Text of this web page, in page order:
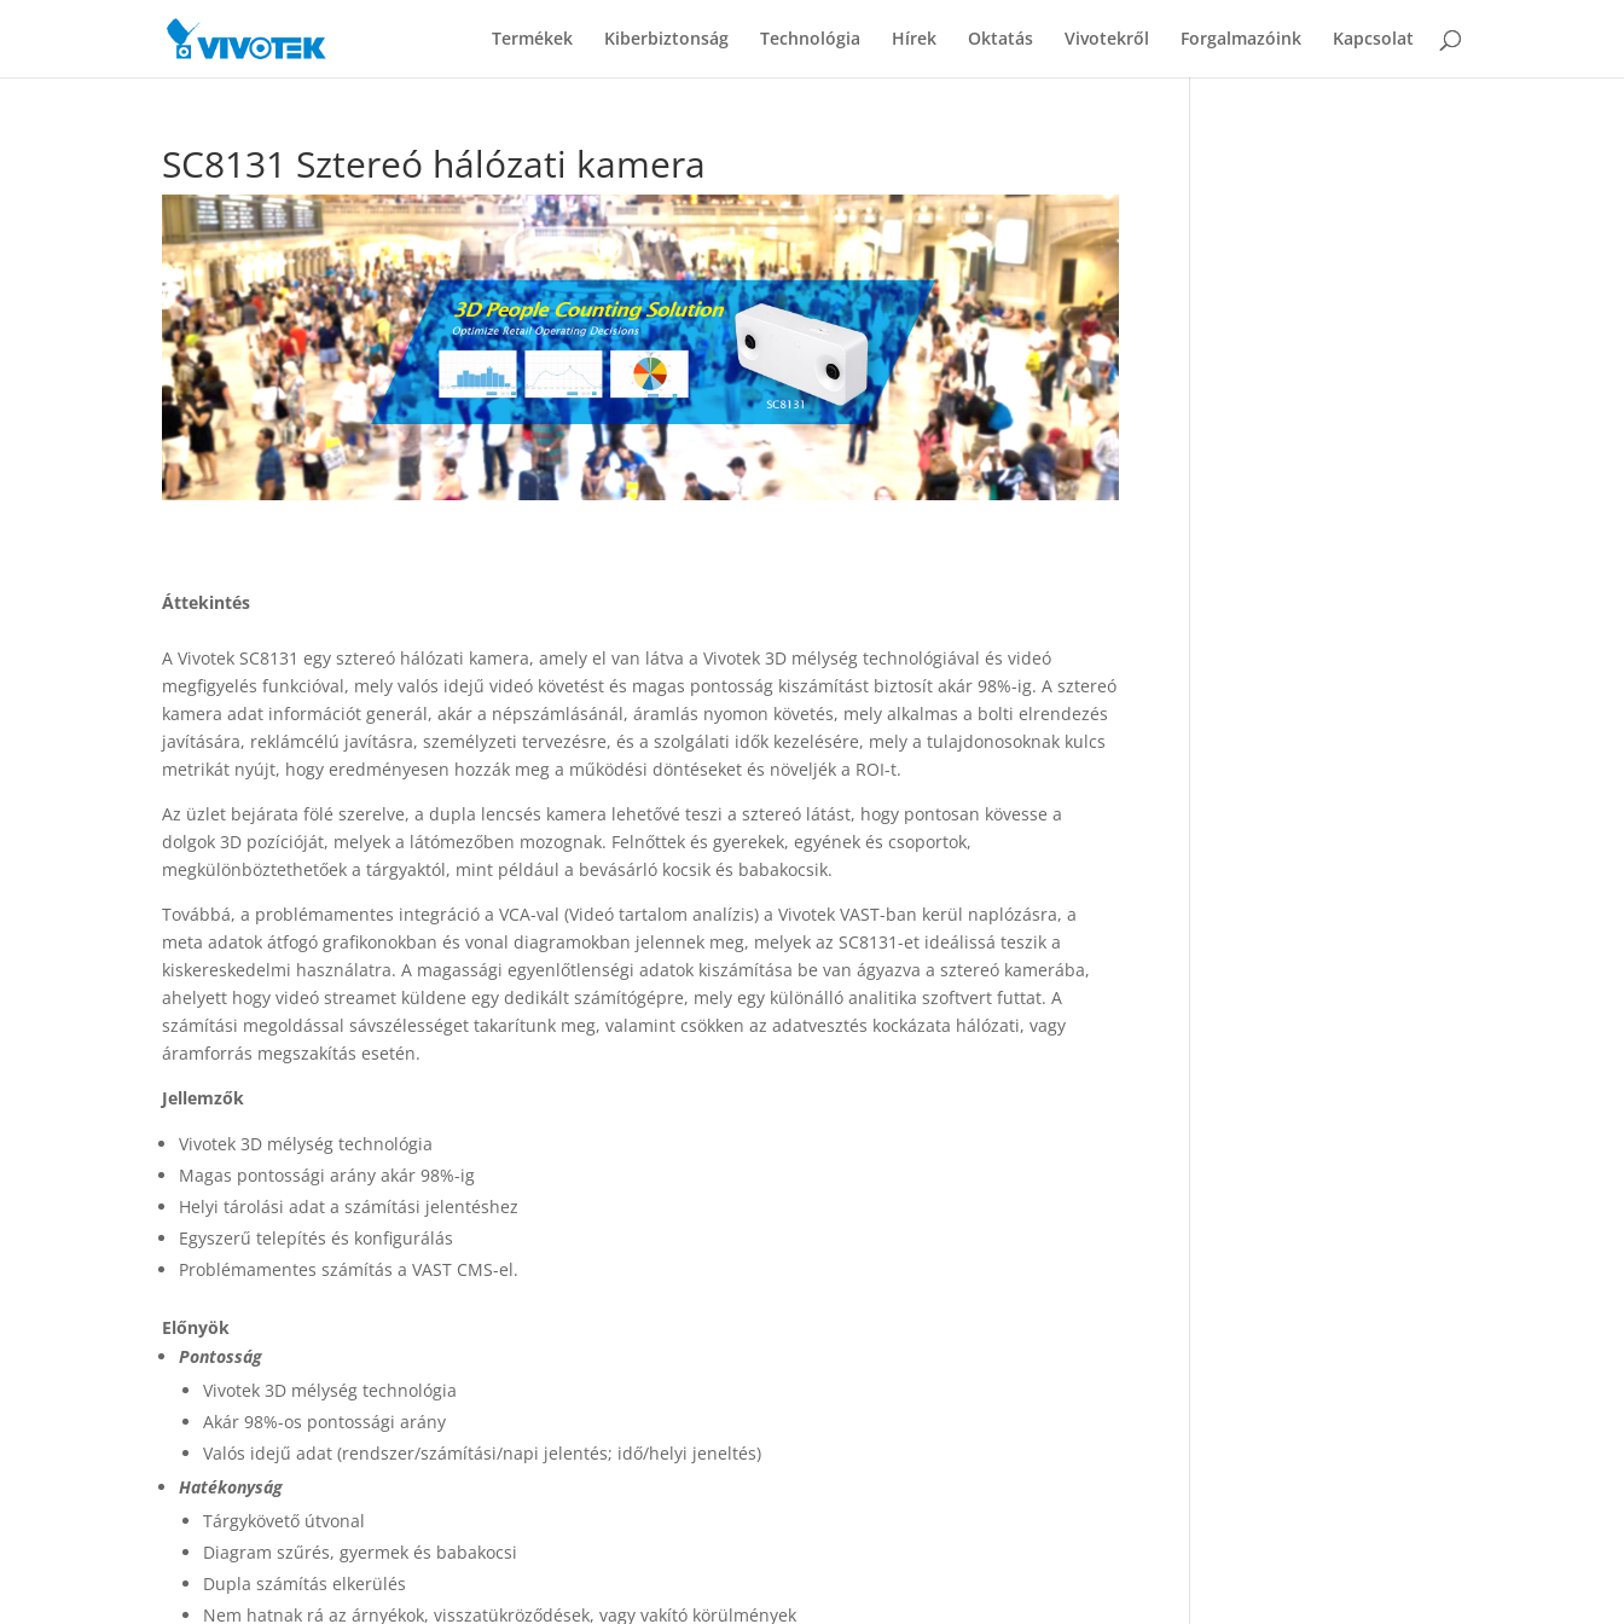
Termékek Kiberbiztonság Technológia Hírek Oktatás Vivotekről Forgalmazóink Kapcsolat
SC8131 Sztereó hálózati kamera
Áttekintés
A Vivotek SC8131 egy sztereó hálózati kamera, amely el van látva a Vivotek 3D mélység technológiával és videó
megfigyelés funkcióval, mely valós idejű videó követést és magas pontosság kiszámítást biztosít akár 98%-ig. A sztereó
kamera adat információt generál, akár a népszámlásánál, áramlás nyomon követés, mely alkalmas a bolti elrendezés
javítására, reklámcélú javításra, személyzeti tervezésre, és a szolgálati idők kezelésére, mely a tulajdonosoknak kulcs
metrikát nyújt, hogy eredményesen hozzák meg a működési döntéseket és növeljék a ROI-t.
Az üzlet bejárata fölé szerelve, a dupla lencsés kamera lehetővé teszi a sztereó látást, hogy pontosan kövesse a
dolgok 3D pozícióját, melyek a látómezőben mozognak. Felnőttek és gyerekek, egyének és csoportok,
megkülönböztethetőek a tárgyaktól, mint például a bevásárló kocsik és babakocsik.
Továbbá, a problémamentes integráció a VCA-val (Videó tartalom analízis) a Vivotek VAST-ban kerül naplózásra, a
meta adatok átfogó grafikonokban és vonal diagramokban jelennek meg, melyek az SC8131-et ideálissá teszik a
kiskereskedelmi használatra. A magassági egyenlőtlenségi adatok kiszámítása be van ágyazva a sztereó kamerába,
ahelyett hogy videó streamet küldene egy dedikált számítógépre, mely egy különálló analitika szoftvert futtat. A
számítási megoldással sávszélességet takarítunk meg, valamint csökken az adatvesztés kockázata hálózati, vagy
áramforrás megszakítás esetén.
Jellemzők
Vivotek 3D mélység technológia
Magas pontossági arány akár 98%-ig
Helyi tárolási adat a számítási jelentéshez
Egyszerű telepítés és konfigurálás
Problémamentes számítás a VAST CMS-el.
Előnyök
Pontosság
Vivotek 3D mélység technológia
Akár 98%-os pontossági arány
Valós idejű adat (rendszer/számítási/napi jelentés; idő/helyi jeneltés)
Hatékonyság
Tárgykövető útvonal
Diagram szűrés, gyermek és babakocsi
Dupla számítás elkerülés
Nem hatnak rá az árnyékok, visszatükröződések, vagy vakító körülmények